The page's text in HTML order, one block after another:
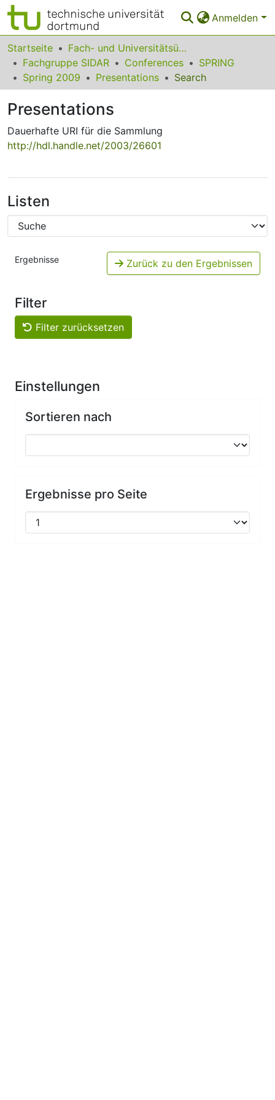
Anmelden
Bereiche & Sammlungen
Das gesamte Repositorium
Leitlinien
Startseite
Fach- und Universitätsübergreifendes
Fachgruppe SIDAR
Conferences
SPRING
Spring 2009
Presentations Search
Presentations
Dauerhafte URI für die Sammlung
http://hdl.handle.net/2003/26601
Listen
Ergebnisse Zurück zu den Ergebnissen
Filter
Filter zurücksetzen
Einstellungen
Sortieren nach
Ergebnisse pro Seite